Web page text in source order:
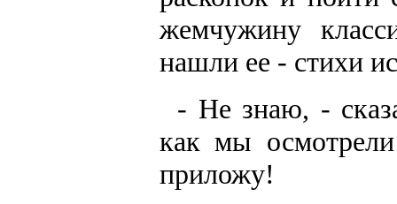
жемчужину
нашли ее - стихи
- Не знаю, -
как мы
приложу!